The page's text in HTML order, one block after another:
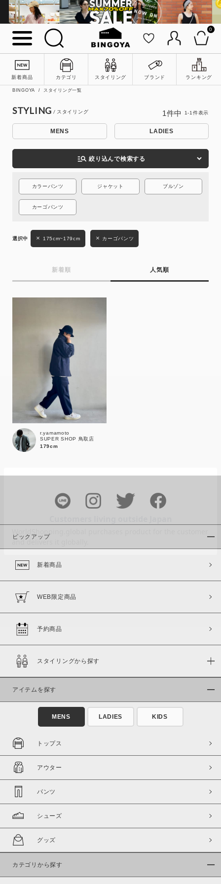
0
新着商品 カテゴリ スタイリング ブランド ランキング
詳細検索
キーワード
MENS LADIES
価格
セール価格 WEB限定
在庫あり
この条件で絞り込む
BINGOYA スタイリング一覧
STYLING
MENS LADIES
manage_search 絞り込んで検索する
カラーパンツ ジャケット ブルゾン
カーゴパンツ
175cm~179cm カーゴパンツ
新着順 人気順
1件中 1-1件表示
r.yamamoto
SUPER SHOP 鳥取店
179cm
ピックアップ
新着商品
WEB限定商品
予約商品
スタイリングから探す
アイテムを探す
MENS LADIES KIDS
トップス
アウター
パンツ
シューズ
グッズ
カテゴリから探す